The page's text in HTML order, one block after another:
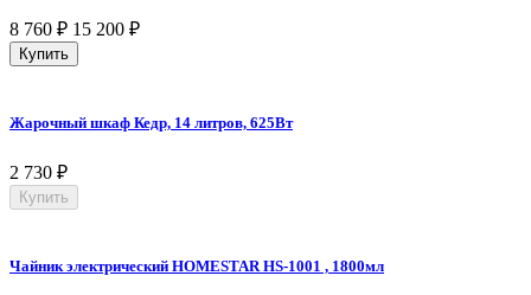
8 760 ₽ 15 200 ₽
Купить
Жарочный шкаф Кедр, 14 литров, 625Вт
2 730 ₽
Купить
Чайник электрический HOMESTAR HS-1001 , 1800мл